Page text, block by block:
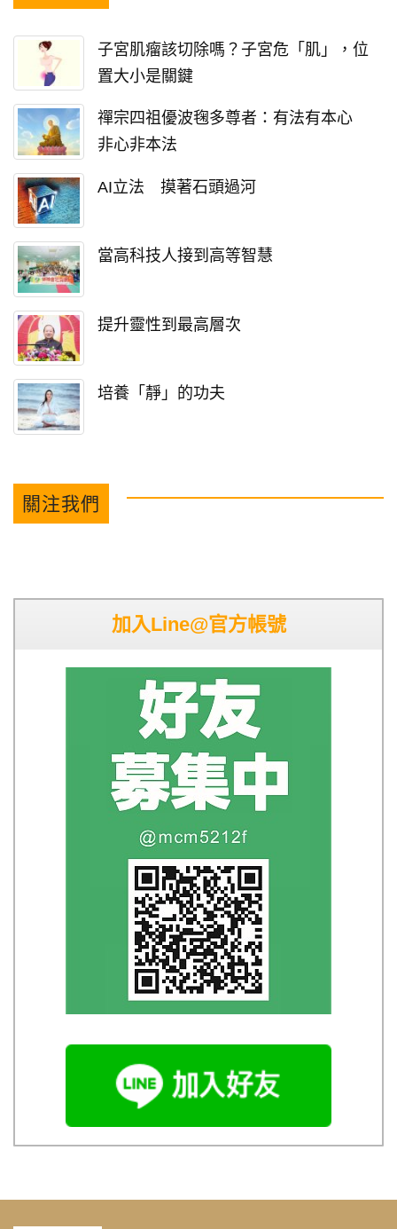
子宮肌瘤該切除嗎？子宮危「肌」，位
置大小是關鍵
禪宗四祖優波毱多尊者：有法有本心
非心非本法
AI立法 摸著石頭過河
當高科技人接到高等智慧
提升靈性到最高層次
培養「靜」的功夫
關注我們
加入Line@官方帳號